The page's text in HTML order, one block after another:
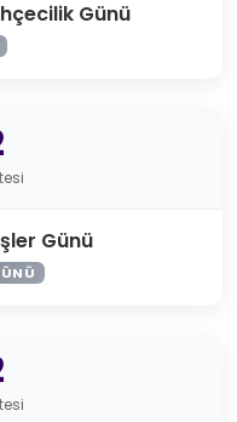
Günü
Günü